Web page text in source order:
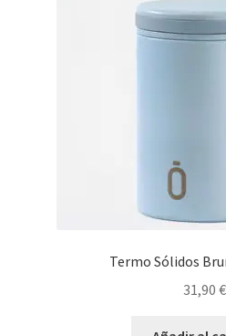
Termo Sólidos
31,90 €